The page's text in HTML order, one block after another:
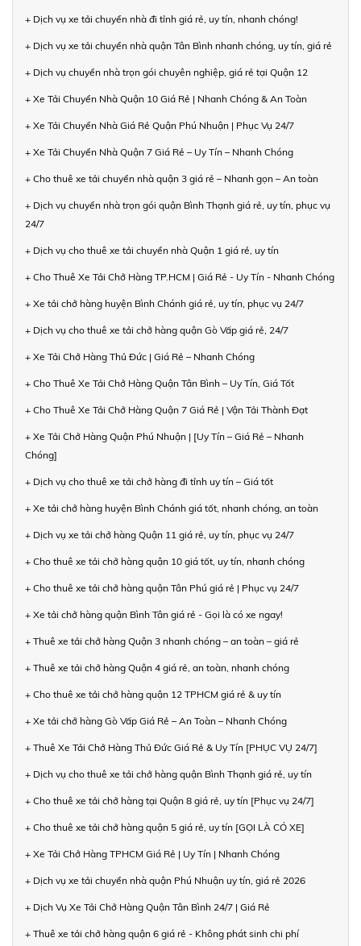
+ Dịch vụ xe tải chuyển nhà đi tỉnh giá rẻ, uy tín, nhanh chóng!
+ Dịch vụ xe tải chuyển nhà quận Tân Bình nhanh chóng, uy tín, giá rẻ
+ Dịch vụ chuyển nhà trọn gói chuyên nghiệp, giá rẻ tại Quận 12
+ Xe Tải Chuyển Nhà Quận 10 Giá Rẻ | Nhanh Chóng & An Toàn
+ Xe Tải Chuyển Nhà Giá Rẻ Quận Phú Nhuận | Phục Vụ 24/7
+ Xe Tải Chuyển Nhà Quận 7 Giá Rẻ – Uy Tín – Nhanh Chóng
+ Cho thuê xe tải chuyển nhà quận 3 giá rẻ – Nhanh gọn – An toàn
+ Dịch vụ chuyển nhà trọn gói quận Bình Thạnh giá rẻ, uy tín, phục vụ
24/7
+ Dịch vụ cho thuê xe tải chuyển nhà Quận 1 giá rẻ, uy tín
+ Cho Thuê Xe Tải Chở Hàng TP.HCM | Giá Rẻ - Uy Tín - Nhanh Chóng
+ Xe tải chở hàng huyện Bình Chánh giá rẻ, uy tín, phục vụ 24/7
+ Dịch vụ cho thuê xe tải chở hàng quận Gò Vấp giá rẻ, 24/7
+ Xe Tải Chở Hàng Thủ Đức | Giá Rẻ – Nhanh Chóng
+ Cho Thuê Xe Tải Chở Hàng Quận Tân Bình – Uy Tín, Giá Tốt
+ Cho Thuê Xe Tải Chở Hàng Quận 7 Giá Rẻ | Vận Tải Thành Đạt
+ Xe Tải Chở Hàng Quận Phú Nhuận | [Uy Tín – Giá Rẻ – Nhanh
Chóng]
+ Dịch vụ cho thuê xe tải chở hàng đi tỉnh uy tín – Giá tốt
+ Xe tải chở hàng huyện Bình Chánh giá tốt, nhanh chóng, an toàn
+ Dịch vụ xe tải chở hàng Quận 11 giá rẻ, uy tín, phục vụ 24/7
+ Cho thuê xe tải chở hàng quận 10 giá tốt, uy tín, nhanh chóng
+ Cho thuê xe tải chở hàng quận Tân Phú giá rẻ | Phục vụ 24/7
+ Xe tải chở hàng quận Bình Tân giá rẻ - Gọi là có xe ngay!
+ Thuê xe tải chở hàng Quận 3 nhanh chóng – an toàn – giá rẻ
+ Thuê xe tải chở hàng Quận 4 giá rẻ, an toàn, nhanh chóng
+ Cho thuê xe tải chở hàng quận 12 TPHCM giá rẻ & uy tín
+ Xe tải chở hàng Gò Vấp Giá Rẻ – An Toàn – Nhanh Chóng
+ Thuê Xe Tải Chở Hàng Thủ Đức Giá Rẻ & Uy Tín [PHỤC VỤ 24/7]
+ Dịch vụ cho thuê xe tải chở hàng quận Bình Thạnh giá rẻ, uy tín
+ Cho thuê xe tải chở hàng tại Quận 8 giá rẻ, uy tín [Phục vụ 24/7]
+ Cho thuê xe tải chở hàng quận 5 giá rẻ, uy tín [GỌI LÀ CÓ XE]
+ Xe Tải Chở Hàng TPHCM Giá Rẻ | Uy Tín | Nhanh Chóng
+ Dịch vụ xe tải chuyển nhà quận Phú Nhuận uy tín, giá rẻ 2026
+ Dịch Vụ Xe Tải Chở Hàng Quận Tân Bình 24/7 | Giá Rẻ
+ Thuê xe tải chở hàng quận 6 giá rẻ - Không phát sinh chi phí